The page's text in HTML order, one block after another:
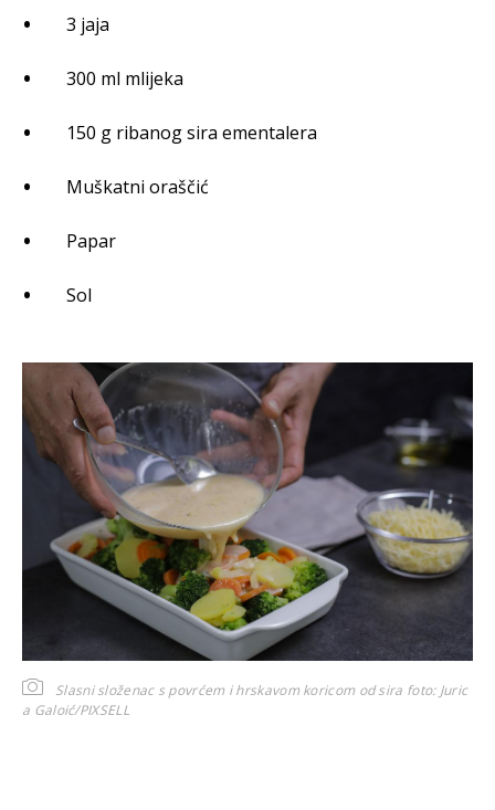
3 jaja
300 ml mlijeka
150 g ribanog sira ementalera
Muškatni oraščić
Papar
Sol
Slasni složenac s povrćem i hrskavom koricom od sira foto: Juric
a Galoić/PIXSELL